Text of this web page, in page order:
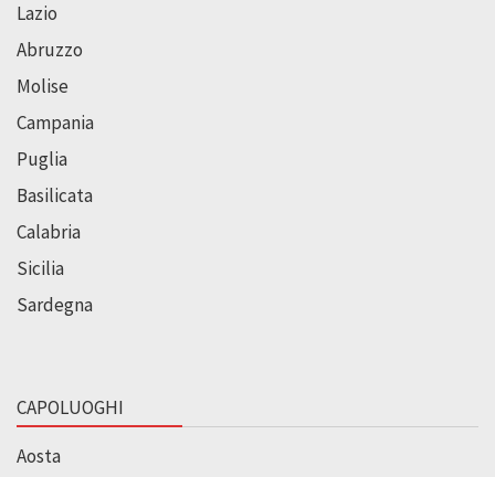
Lazio
Abruzzo
Molise
Campania
Puglia
Basilicata
Calabria
Sicilia
Sardegna
CAPOLUOGHI
Aosta